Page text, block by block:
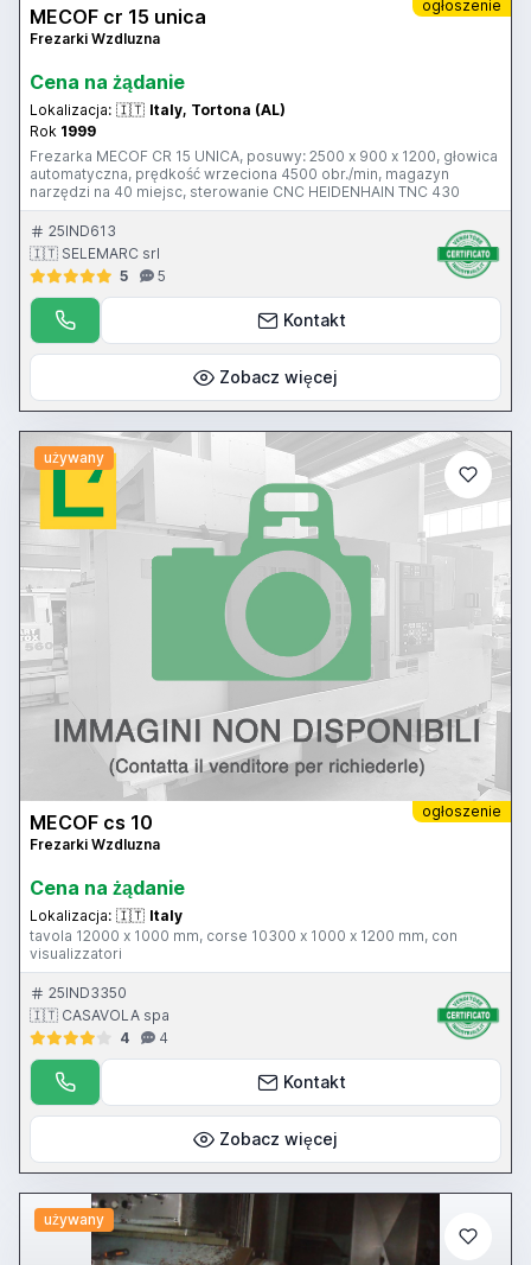
ogłoszenie
MECOF cr 15 unica
Frezarki Wzdluzna
Cena na żądanie
Lokalizacja: 🇮🇹 Italy, Tortona (AL)
Rok 1999
Frezarka MECOF CR 15 UNICA, posuwy: 2500 x 900 x 1200, głowica
automatyczna, prędkość wrzeciona 4500 obr./min, magazyn
narzędzi na 40 miejsc, sterowanie CNC HEIDENHAIN TNC 430
25IND613
🇮🇹 SELEMARC srl
5
5
Kontakt
Zobacz więcej
używany
ogłoszenie
MECOF cs 10
Frezarki Wzdluzna
Cena na żądanie
Lokalizacja: 🇮🇹 Italy
tavola 12000 x 1000 mm, corse 10300 x 1000 x 1200 mm, con
visualizzatori
25IND3350
🇮🇹 CASAVOLA spa
4
4
Kontakt
Zobacz więcej
używany